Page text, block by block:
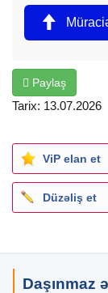
Potensial
danışıqlarının
Müştəri
Satış
Müqavilələrin
verilməsi.
Əmək haqqı:
Paylaş
Tarix: 13.07.2026
ViP elan et
Düzəliş et
Daşınmaz